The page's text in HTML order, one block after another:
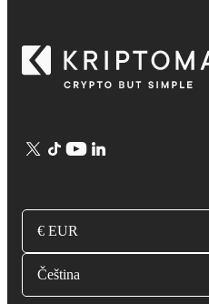
€ EUR
Čeština